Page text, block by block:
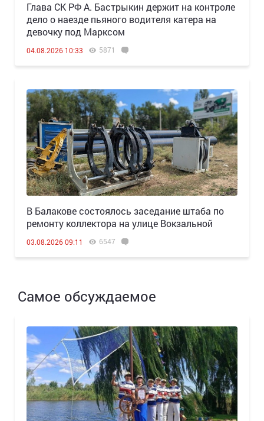
Глава СК РФ А. Бастрыкин держит на контроле
дело о наезде пьяного водителя катера на
девочку под Марксом
04.08.2026 10:33 5871
В Балакове состоялось заседание штаба по
ремонту коллектора на улице Вокзальной
03.08.2026 09:11 6547
Самое обсуждаемое